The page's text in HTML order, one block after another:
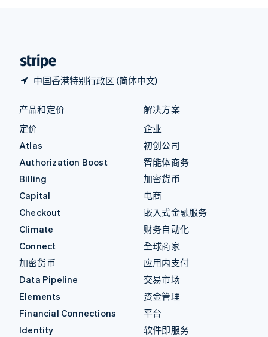
中国香港特别行政区 (简体中文)
产品和定价
定价
Atlas
Authorization Boost
Billing
Capital
Checkout
Climate
Connect
加密货币
Data Pipeline
Elements
Financial Connections
Identity
解决方案
企业
初创公司
智能体商务
加密货币
电商
嵌入式金融服务
财务自动化
全球商家
应用内支付
交易市场
资金管理
平台
软件即服务